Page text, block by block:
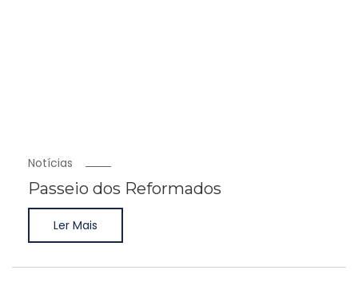
Notícias
Passeio dos Reformados
Ler Mais